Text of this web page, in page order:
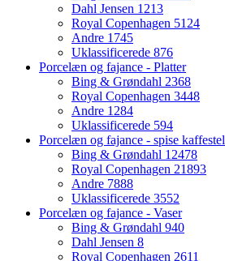
Dahl Jensen 1213
Royal Copenhagen 5124
Andre 1745
Uklassificerede 876
Porcelæn og fajance - Platter
Bing & Grøndahl 2368
Royal Copenhagen 3448
Andre 1284
Uklassificerede 594
Porcelæn og fajance - spise kaffestel
Bing & Grøndahl 12478
Royal Copenhagen 21893
Andre 7888
Uklassificerede 3552
Porcelæn og fajance - Vaser
Bing & Grøndahl 940
Dahl Jensen 8
Royal Copenhagen 2611